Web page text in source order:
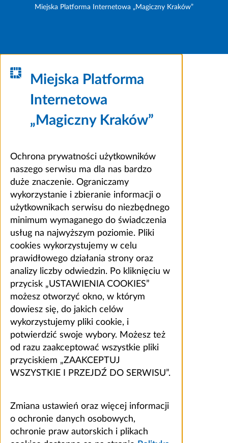
Miejska Platforma Internetowa „Magiczny Kraków”
Miejska Platforma
Internetowa
„Magiczny Kraków”
Ochrona prywatności użytkowników
naszego serwisu ma dla nas bardzo
duże znaczenie. Ograniczamy
wykorzystanie i zbieranie informacji o
użytkownikach serwisu do niezbędnego
minimum wymaganego do świadczenia
usług na najwyższym poziomie. Pliki
cookies wykorzystujemy w celu
prawidłowego działania strony oraz
analizy liczby odwiedzin. Po kliknięciu w
przycisk „USTAWIENIA COOKIES”
możesz otworzyć okno, w którym
dowiesz się, do jakich celów
wykorzystujemy pliki cookie, i
potwierdzić swoje wybory. Możesz też
od razu zaakceptować wszystkie pliki
przyciskiem „ZAAKCEPTUJ
WSZYSTKIE I PRZEJDŹ DO SERWISU”.
Zmiana ustawień oraz więcej informacji
o ochronie danych osobowych,
ochronie praw autorskich i plikach